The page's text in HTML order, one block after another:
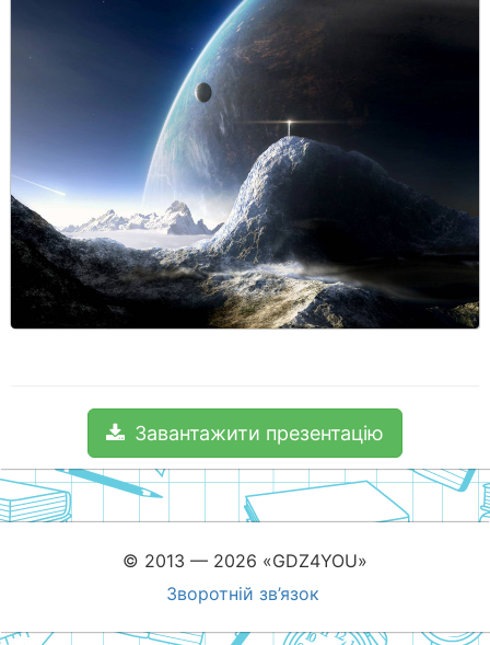
Завантажити презентацію
© 2013 — 2026 «GDZ4YOU»
Зворотній зв’язок